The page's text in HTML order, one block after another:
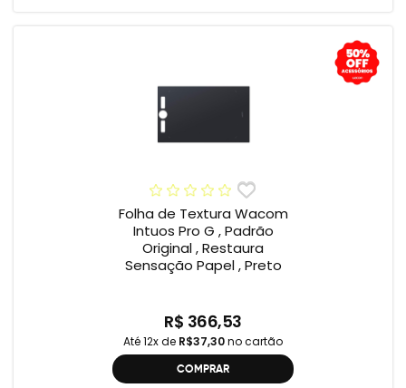
Folha de Textura Wacom
Intuos Pro G , Padrão
Original , Restaura
Sensação Papel , Preto
R$ 366,53
Até 12x de R$37,30no cartão
COMPRAR